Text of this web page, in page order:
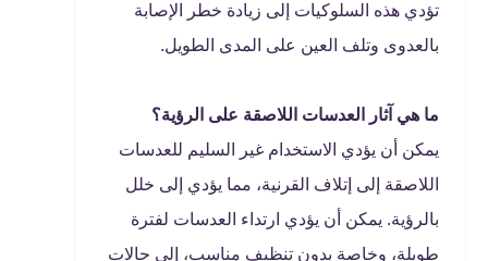
تؤدي هذه السلوكيات إلى زيادة خطر الإصابة
بالعدوى وتلف العين على المدى الطويل.
ما هي آثار العدسات اللاصقة على الرؤية؟
يمكن أن يؤدي الاستخدام غير السليم للعدسات
اللاصقة إلى إتلاف القرنية، مما يؤدي إلى خلل
بالرؤية. يمكن أن يؤدي ارتداء العدسات لفترة
طويلة، وخاصة بدون تنظيف مناسب، إلى حالات